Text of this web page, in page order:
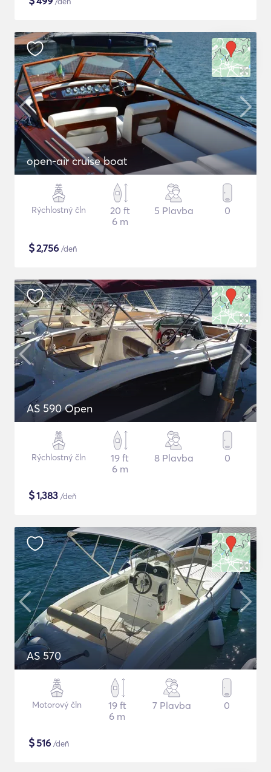
open-air cruise boat
Rýchlostný čln
20 ft
6 m
5 Plavba 0
$2,756 /deň
AS 590 Open
Rýchlostný čln
19 ft
6 m
8 Plavba 0
$1,383 /deň
AS 570
Motorový čln
19 ft
6 m
7 Plavba 0
$516 /deň